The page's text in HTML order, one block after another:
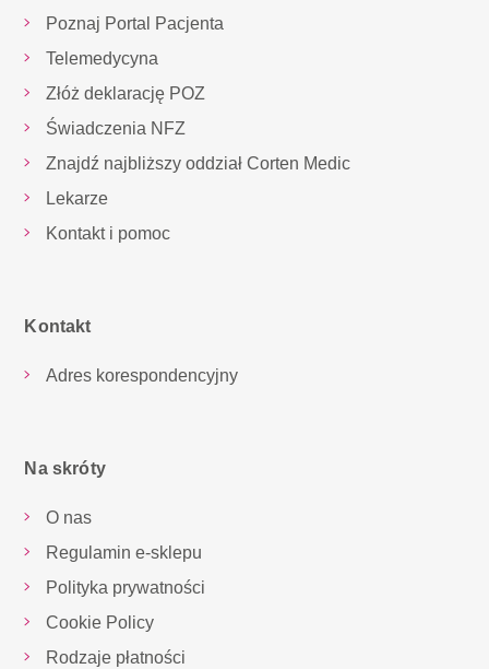
Poznaj Portal Pacjenta
Telemedycyna
Złóż deklarację POZ
Świadczenia NFZ
Znajdź najbliższy oddział Corten Medic
Lekarze
Kontakt i pomoc
Kontakt
Adres korespondencyjny
Na skróty
O nas
Regulamin e-sklepu
Polityka prywatności
Cookie Policy
Rodzaje płatności